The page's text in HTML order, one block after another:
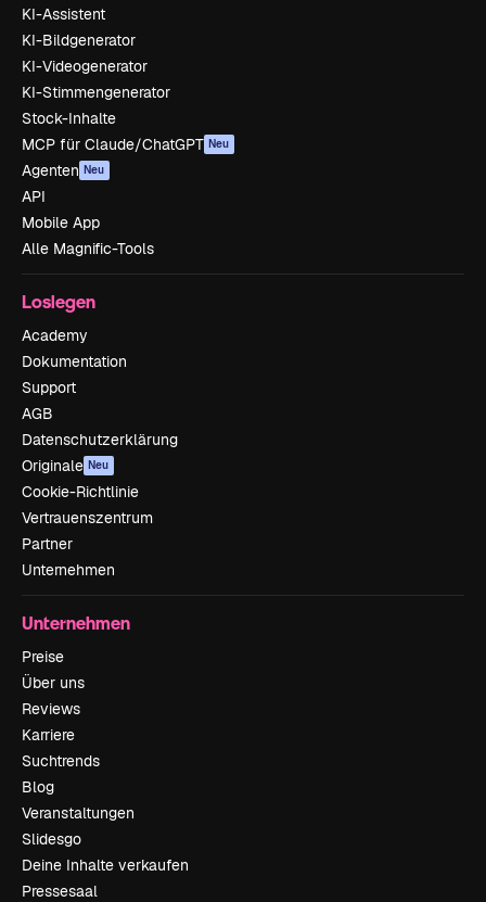
KI-Assistent
KI-Bildgenerator
KI-Videogenerator
KI-Stimmengenerator
Stock-Inhalte
MCP für Claude/ChatGPT Neu
Agenten Neu
API
Mobile App
Alle Magnific-Tools
Loslegen
Academy
Dokumentation
Support
AGB
Datenschutzerklärung
Originale Neu
Cookie-Richtlinie
Vertrauenszentrum
Partner
Unternehmen
Unternehmen
Preise
Über uns
Reviews
Karriere
Suchtrends
Blog
Veranstaltungen
Slidesgo
Deine Inhalte verkaufen
Pressesaal